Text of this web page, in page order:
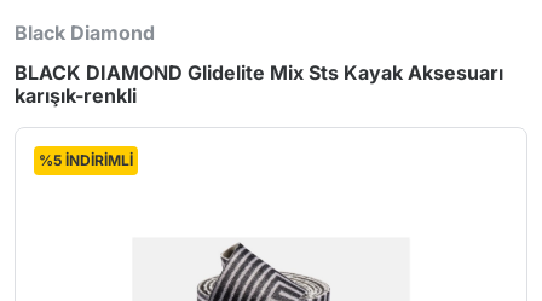
Black Diamond
BLACK DIAMOND Glidelite Mix Sts Kayak Aksesuarı
karışık-renkli
%5 İNDİRİMLİ